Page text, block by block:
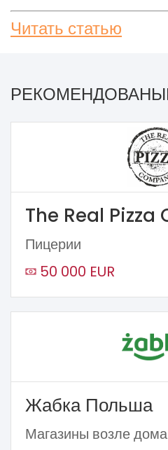
Читать статью
The Real
Пицерии
50 000 EUR
Жабка Польша
Магазины возле дома